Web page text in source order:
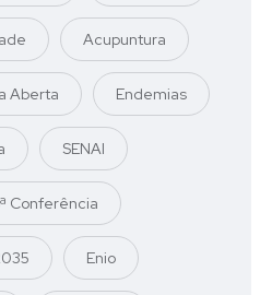
Acupuntura
Aberta Endemias
SENAI
Conferência
Enio